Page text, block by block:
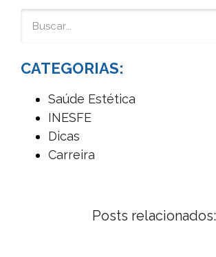
CATEGORIAS:
Saúde Estética
INESFE
Dicas
Carreira
Posts relacionados: